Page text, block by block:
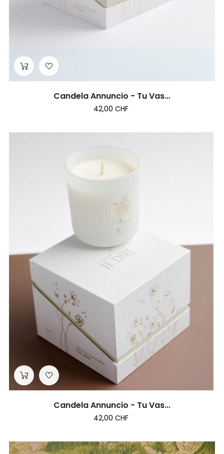
Candela Annuncio - Tu Vas...
42,00 CHF
Candela Annuncio - Tu Vas...
42,00 CHF